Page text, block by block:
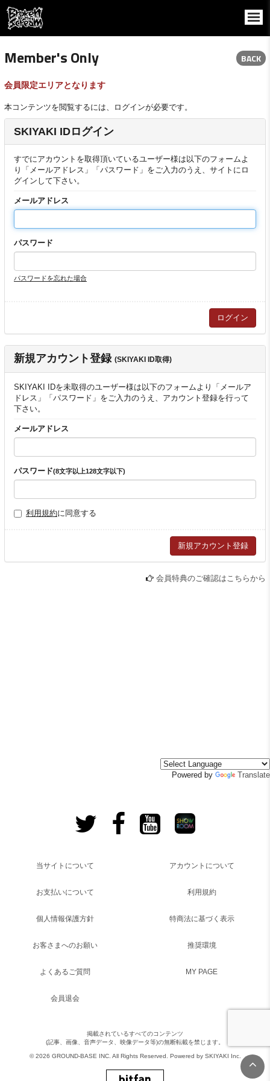
Member's Only BACK
会員限定エリアとなります
本コンテンツを閲覧するには、ログインが必要です。
SKIYAKI IDログイン
すでにアカウントを取得頂いているユーザー様は以下のフォームよ
り「メールアドレス」「パスワード」をご入力のうえ、サイトにロ
グインして下さい。
メールアドレス
パスワード
パスワードを忘れた場合
新規アカウント登録 (SKIYAKI ID取得)
SKIYAKI IDを未取得のユーザー様は以下のフォームより「メールア
ドレス」「パスワード」をご入力のうえ、アカウント登録を行って
下さい。
メールアドレス
パスワード(8文字以上128文字以下)
利用規約に同意する
会員特典のご確認はこちらから
Powered by Translate
当サイトについて アカウントについて
お支払いについて 利用規約
個人情報保護方針 特商法に基づく表示
お客さまへのお願い 推奨環境
よくあるご質問 MY PAGE
会員退会
掲載されているすべてのコンテンツ
(記事、画像、音声データ、映像データ等)の無断転載を禁じます。
© 2026 GROUND-BASE INC. All Rights Reserved. Powered by SKIYAKI Inc.